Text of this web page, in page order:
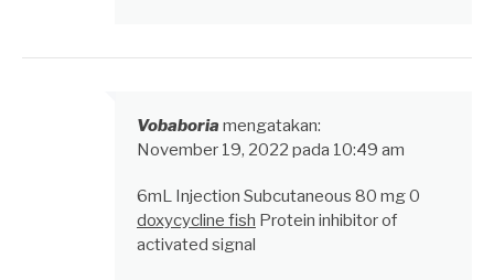
Vobaboria mengatakan:
November 19, 2022 pada 10:49 am
6mL Injection Subcutaneous 80 mg 0
doxycycline fish Protein inhibitor of
activated signal